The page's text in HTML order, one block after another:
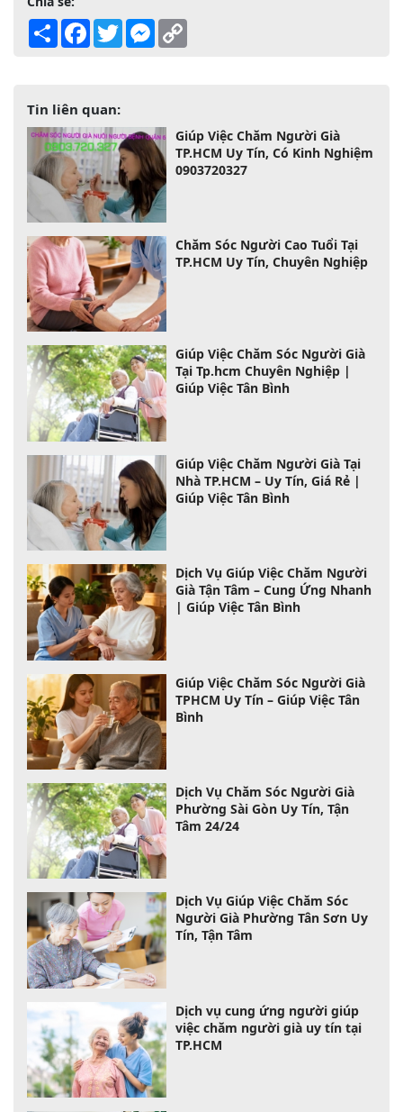
Share Facebook
TwitterMessenger
Tin liên quan:
Giúp Việc Chăm Người Già
TP.HCM Uy Tín, Có Kinh Nghiệm
0903720327
Chăm Sóc Người Cao Tuổi Tại
TP.HCM Uy Tín, Chuyên Nghiệp
Giúp Việc Chăm Sóc Người Già
Tại Tp.hcm Chuyên Nghiệp |
Giúp Việc Tân Bình
Giúp Việc Chăm Người Già Tại
Nhà TP.HCM – Uy Tín, Giá Rẻ |
Giúp Việc Tân Bình
Dịch Vụ Giúp Việc Chăm Người
Già Tận Tâm – Cung Ứng Nhanh
| Giúp Việc Tân Bình
Giúp Việc Chăm Sóc Người Già
TPHCM Uy Tín – Giúp Việc Tân
Bình
Dịch Vụ Chăm Sóc Người Già
Phường Sài Gòn Uy Tín, Tận
Tâm 24/24
Dịch Vụ Giúp Việc Chăm Sóc
Người Già Phường Tân Sơn Uy
Tín, Tận Tâm
Dịch vụ cung ứng người giúp
việc chăm người già uy tín tại
TP.HCM